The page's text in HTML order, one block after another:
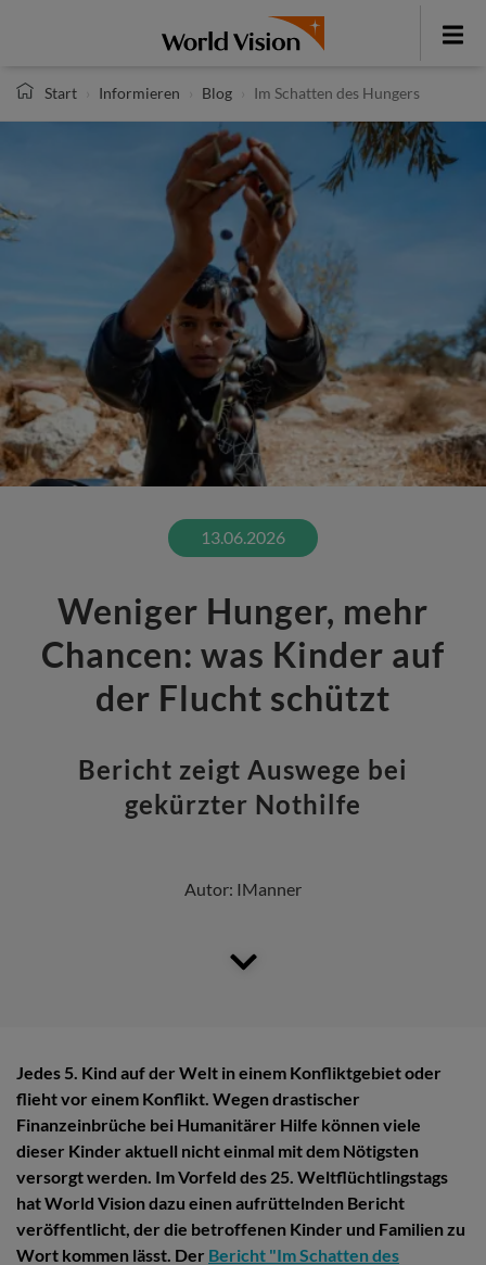
Toggle
Start
Informieren Blog Im Schatten des Hungers
13.06.2026
Weniger Hunger, mehr
Chancen: was Kinder auf
der Flucht schützt
Bericht zeigt Auswege bei
gekürzter Nothilfe
Autor: IManner
Jedes 5. Kind auf der Welt in einem Konfliktgebiet oder
flieht vor einem Konflikt. Wegen drastischer
Finanzeinbrüche bei Humanitärer Hilfe können viele
dieser Kinder aktuell nicht einmal mit dem Nötigsten
versorgt werden. Im Vorfeld des 25. Weltflüchtlingstags
hat World Vision dazu einen aufrüttelnden Bericht
veröffentlicht, der die betroffenen Kinder und Familien zu
Wort kommen lässt. Der Bericht "Im Schatten des